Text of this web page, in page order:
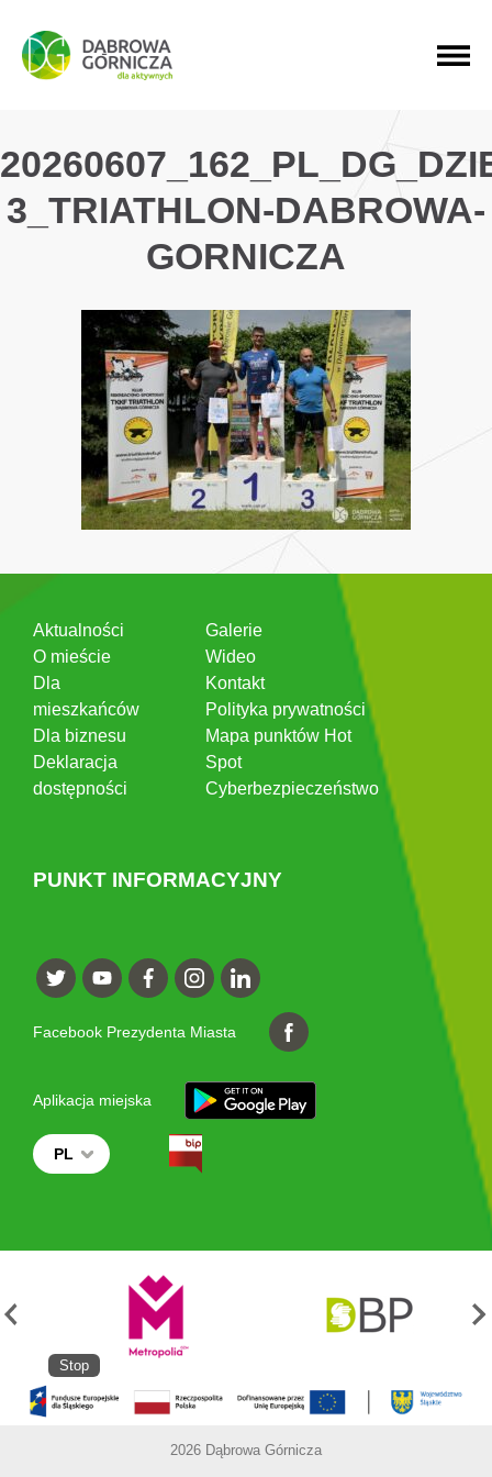
PRZEJDŹ DO MENU GŁÓWNEGO
PRZEJDŹ DO WYSZUKIWARKI
PRZEJDŹ DO TREŚCI
3_TRIATHLON-DABROWA-
GORNICZA
Aktualności
O mieście
Dla
mieszkańców
Dla biznesu
Deklaracja
dostępności
Galerie
Wideo
Kontakt
Polityka prywatności
Mapa punktów Hot
Spot
Cyberbezpieczeństwo
PUNKT INFORMACYJNY
Facebook Prezydenta Miasta
Aplikacja miejska
PL
Stop
2026 Dąbrowa Górnicza